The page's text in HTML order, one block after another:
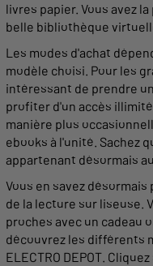
livres papier. Vous avez
belle bibliothèque
Les modes d'achat
modèle choisi. Pour les
intéressant de prendre
profiter d'un accès illimité
manière plus
ebooks à l'unité. Sachez
appartenant désormais
Vous en savez désormais
de la lecture sur liseuse.
proches avec un cadeau
découvrez les différents
ELECTRO DEPOT. Cliquez